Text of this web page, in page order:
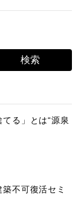
てる」とは“源泉
不可復活セミ